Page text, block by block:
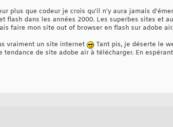
plus que codeur je crois qu'il n'y aura jamais
flash dans les années 2000. Les superbes sites et
faire mon site out of browser en flash sur adobe
vraiment un site internet
Tant pis, je déserte le
de site adobe air à télécharger. En